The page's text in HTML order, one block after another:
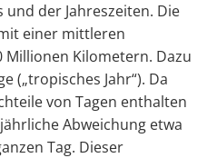
und der Jahreszeiten. Die
einer mittleren
Millionen Kilometern. Dazu
(„tropisches Jahr“). Da
von Tagen enthalten
Abweichung etwa
Tag. Dieser